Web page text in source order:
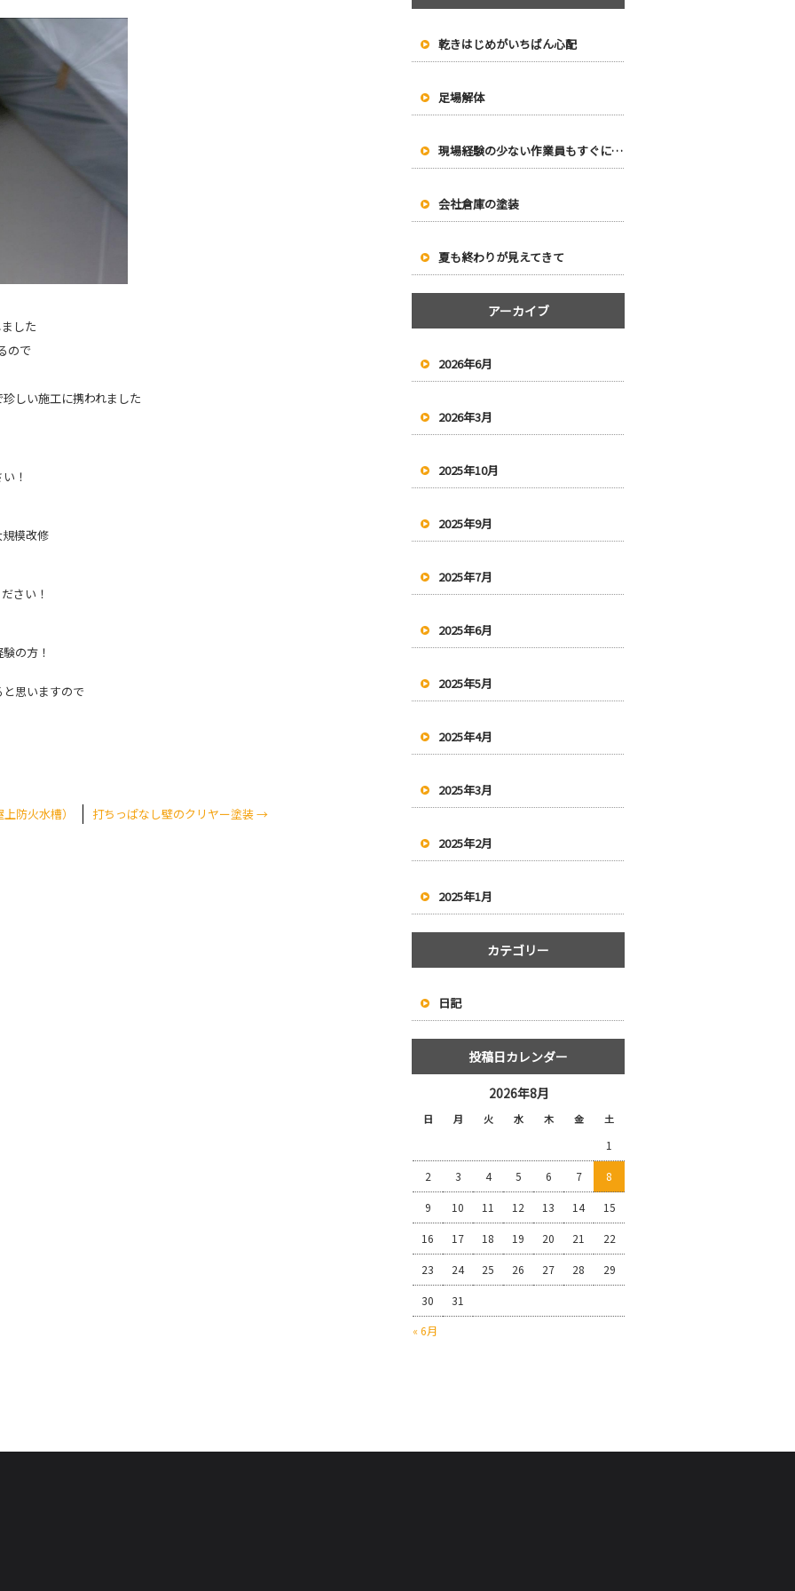
した
ので
珍しい施工に携われました
！
模改修
さい！
の方！
思いますので
防火水槽） 打ちっぱなし壁のクリヤー塗装→
乾きはじめがいちばん心配
足場解体
現場経験の少ない作業員もすぐに塗り始められます
会社倉庫の塗装
夏も終わりが見えてきて
アーカイブ
2026年6月
2026年3月
2025年10月
2025年9月
2025年7月
2025年6月
2025年5月
2025年4月
2025年3月
2025年2月
2025年1月
カテゴリー
日記
投稿日カレンダー
2026年8月
日 月 火 水 木 金 土
« 6月
1
2 3 4 5 6 7 8
9 10 11 12 13 14 15
16 17 18 19 20 21 22
23 24 25 26 27 28 29
30 31